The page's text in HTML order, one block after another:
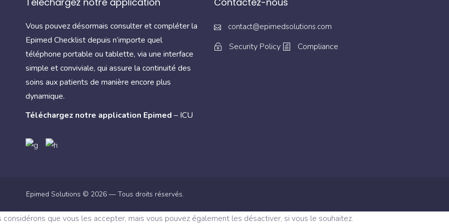
Vous pouvez désormais consulter et compléter la
Epimed Checklist depuis n’importe quel
téléphone portable ou tablette, via une interface
simple et conviviale, qui assure la continuité des
soins aux patients de manière encore plus
dynamique.
Téléchargez notre application Epimed – ICU
contact@epimedsolutions.com
Security Policy Compliance
Epimed Solutions © 2026 — Tous droits réservés.
que vous les accepter, mais vous pouvez également les désactiver, si vous le souhaitez.